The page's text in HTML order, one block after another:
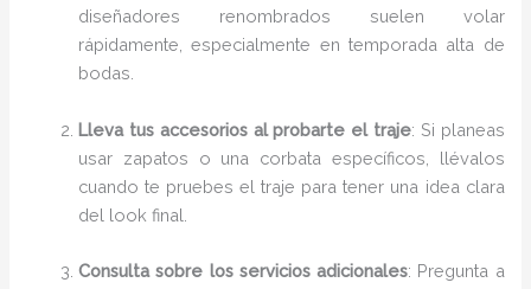
diseñadores renombrados suelen volar
rápidamente, especialmente en temporada alta de
bodas.
Lleva tus accesorios al probarte el traje: Si planeas
usar zapatos o una corbata específicos, llévalos
cuando te pruebes el traje para tener una idea clara
del look final.
Consulta sobre los servicios adicionales: Pregunta a